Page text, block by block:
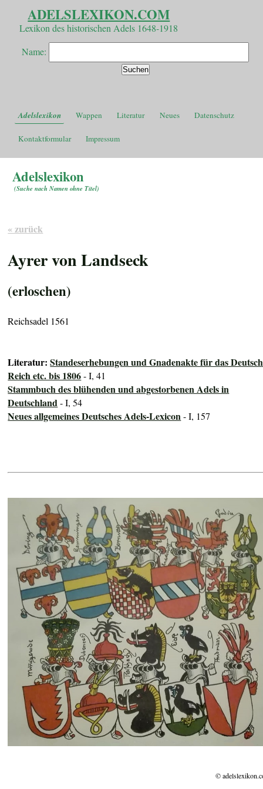
ADELSLEXIKON.COM
Lexikon des historischen Adels 1648-1918
Name:
Adelslexikon Wappen Literatur Neues Datenschutz
Kontaktformular Impressum
Adelslexikon
(Suche nach Namen ohne Titel)
« zurück
Ayrer von Landseck
(erloschen)
Reichsadel 1561
Literatur:Standeserhebungen und Gnadenakte für das
Reich etc. bis 1806- I, 41
Stammbuch des blühenden und abgestorbenen Adels in
Deutschland- I, 54
Neues allgemeines Deutsches Adels-Lexicon- I, 157
©